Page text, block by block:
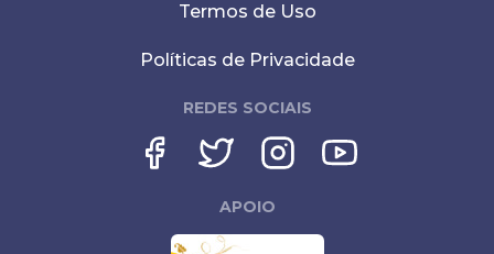
Termos de Uso
Políticas de Privacidade
REDES SOCIAIS
APOIO